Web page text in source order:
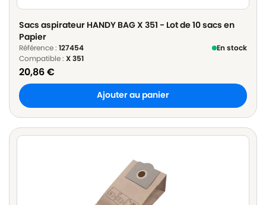
Sacs aspirateur HANDY BAG X 351 - Lot de 10 sacs en
Papier
Référence : 127454
En stock
Compatible : X 351
20,86€
Ajouter au panier